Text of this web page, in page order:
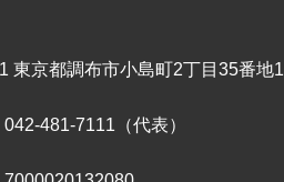
東京都調布市小島町2丁目35番地1
481-7111（代表）